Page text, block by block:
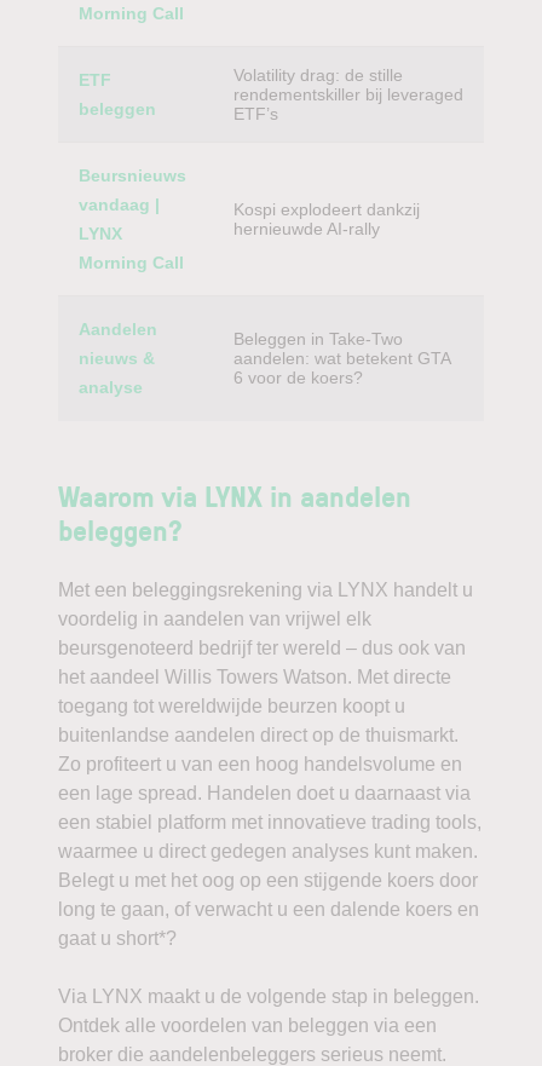
Morning Call
ETF
beleggen
Volatility drag: de stille
rendementskiller bij leveraged
ETF’s
Beursnieuws
vandaag |
LYNX
Morning Call
Kospi explodeert dankzij
hernieuwde AI-rally
Aandelen
nieuws &
analyse
Beleggen in Take-Two
aandelen: wat betekent GTA
6 voor de koers?
Waarom via LYNX in aandelen
beleggen?
Met een beleggingsrekening via LYNX handelt u
voordelig in aandelen van vrijwel elk
beursgenoteerd bedrijf ter wereld – dus ook van
het aandeel Willis Towers Watson. Met directe
toegang tot wereldwijde beurzen koopt u
buitenlandse aandelen direct op de thuismarkt.
Zo profiteert u van een hoog handelsvolume en
een lage spread. Handelen doet u daarnaast via
een stabiel platform met innovatieve trading tools,
waarmee u direct gedegen analyses kunt maken.
Belegt u met het oog op een stijgende koers door
long te gaan, of verwacht u een dalende koers en
gaat u short*?
Via LYNX maakt u de volgende stap in beleggen.
Ontdek alle voordelen van beleggen via een
broker die aandelenbeleggers serieus neemt.